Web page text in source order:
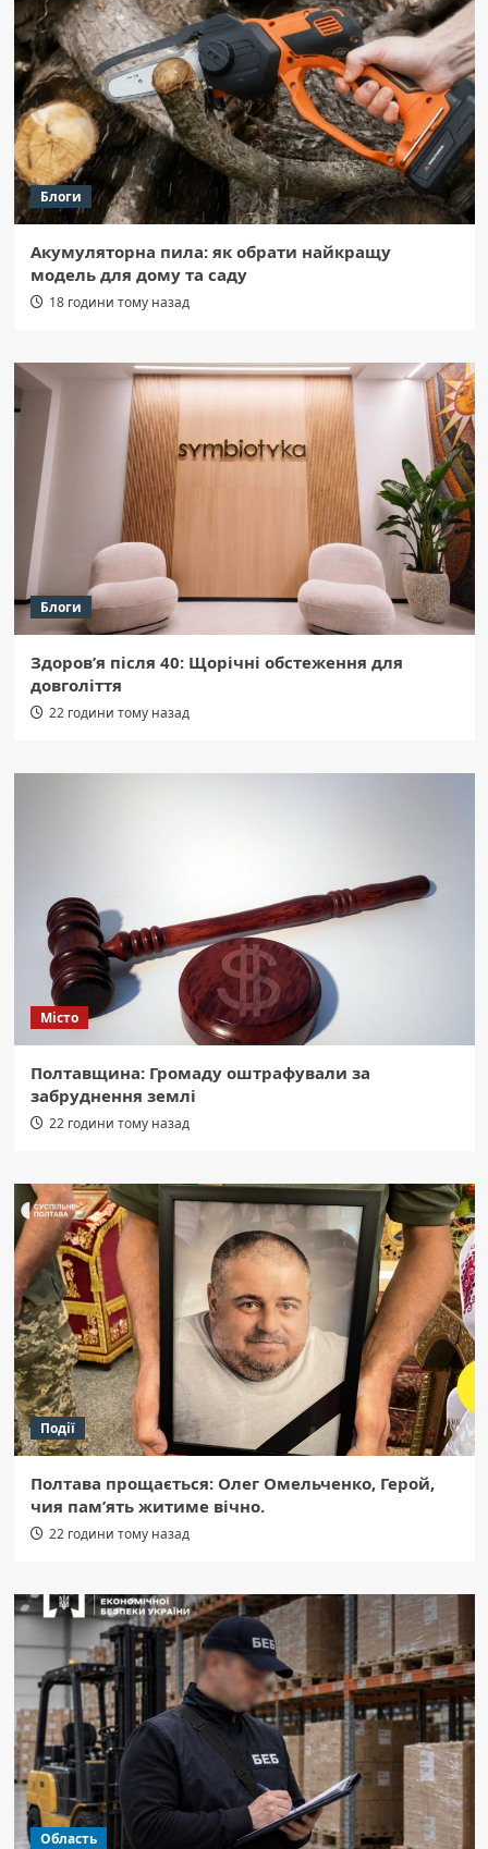
Блоги
Акумуляторна пила: як обрати найкращу
модель для дому та саду
18 години тому назад
Блоги
Здоров’я після 40: Щорічні обстеження для
довголіття
22 години тому назад
Місто
Полтавщина: Громаду оштрафували за
забруднення землі
22 години тому назад
Події
Полтава прощається: Олег Омельченко, Герой,
чия пам’ять житиме вічно.
22 години тому назад
Область